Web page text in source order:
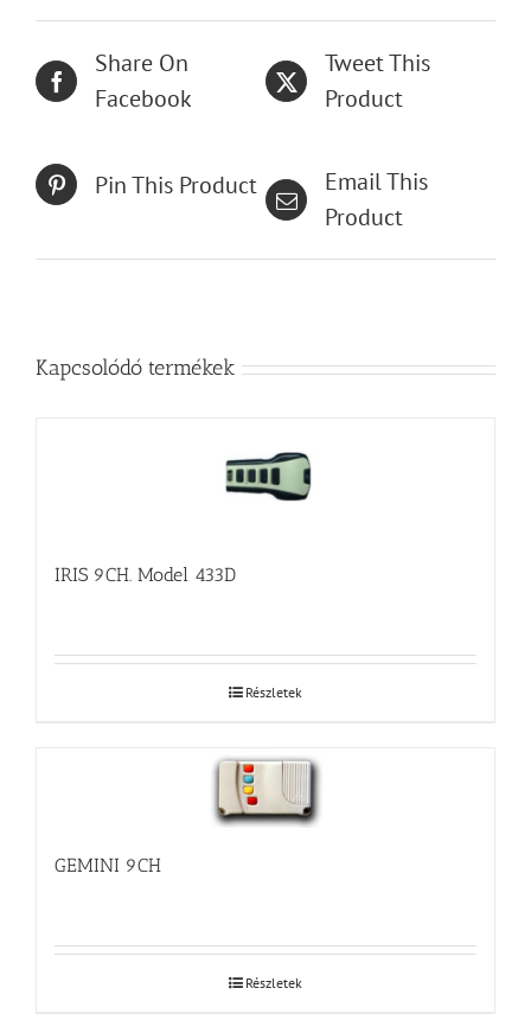
Share On
Facebook
Tweet This
Product
Pin This Product
Email This
Product
Kapcsolódó termékek
IRIS 9CH. Model 433D
Részletek
GEMINI 9CH
Részletek